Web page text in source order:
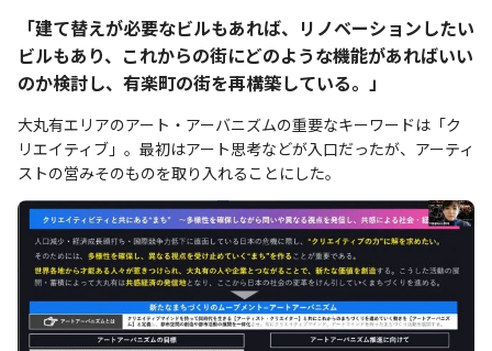
「建て替えが必要なビルもあれば、リノベーションしたい
ビルもあり、これからの街にどのような機能があればいい
のか検討し、有楽町の街を再構築している。」
大丸有エリアのアート・アーバニズムの重要なキーワードは「ク
リエイティブ」。最初はアート思考などが入口だったが、アーティ
ストの営みそのものを取り入れることにした。